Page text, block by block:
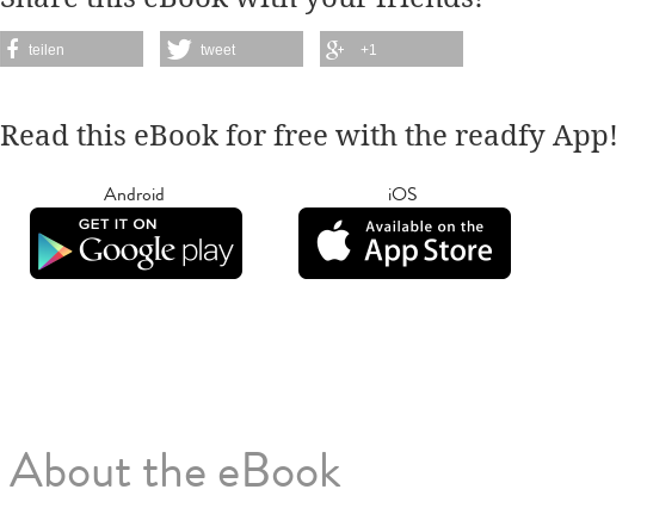
teilen tweet +1
Read this eBook for free with the readfy App!
Android iOS
About the eBook